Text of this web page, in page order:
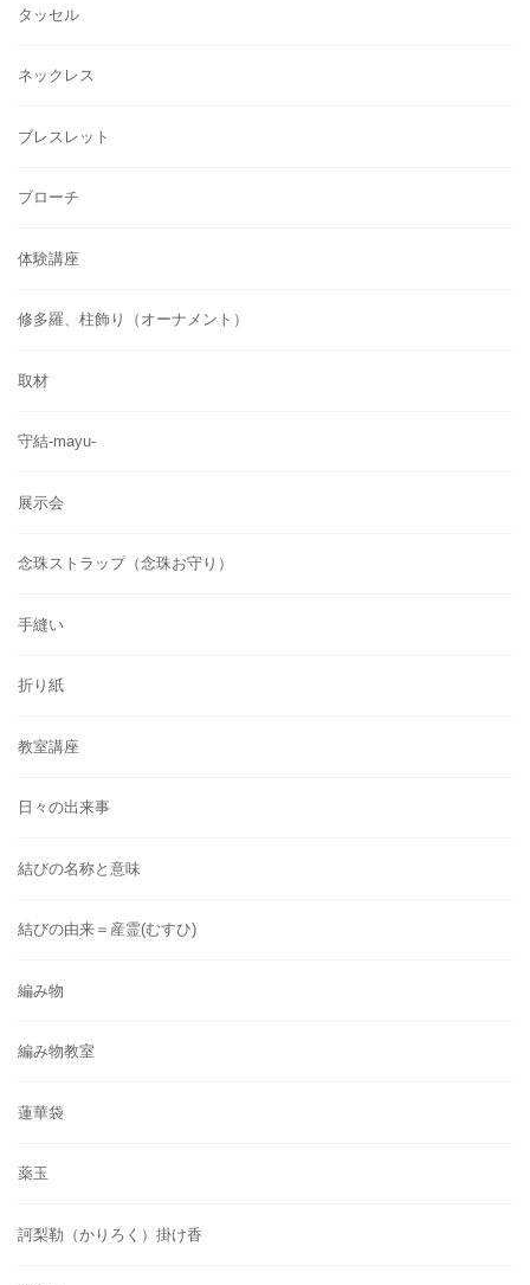
タッセル
ネックレス
ブレスレット
ブローチ
体験講座
修多羅、柱飾り（オーナメント）
取材
守結-mayu-
展示会
念珠ストラップ（念珠お守り）
手縫い
折り紙
教室講座
日々の出来事
結びの名称と意味
結びの由来＝産霊(むすひ)
編み物
編み物教室
蓮華袋
薬玉
訶梨勒（かりろく）掛け香